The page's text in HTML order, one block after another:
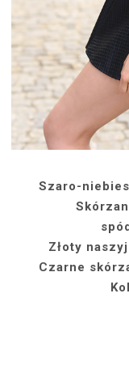
Szaro-
Złoty
Czarne